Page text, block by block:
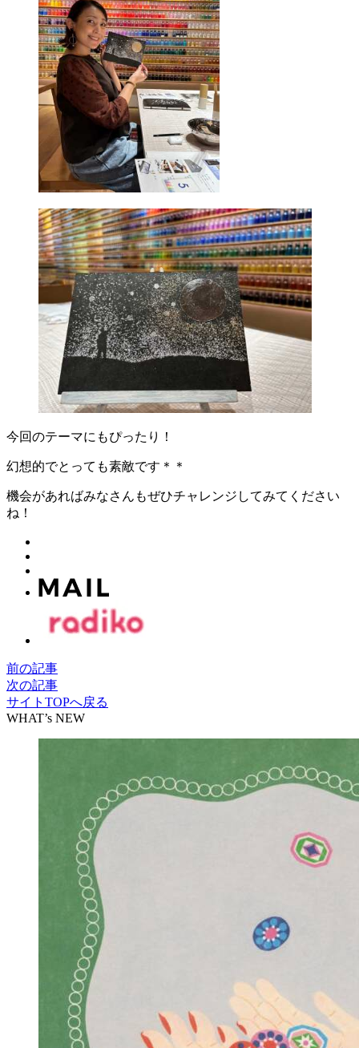
今回のテーマにもぴったり！
幻想的でとっても素敵です＊＊
機会があればみなさんもぜひチャレンジしてみてください
ね！
前の記事
次の記事
サイトTOPへ戻る
WHAT’s NEW